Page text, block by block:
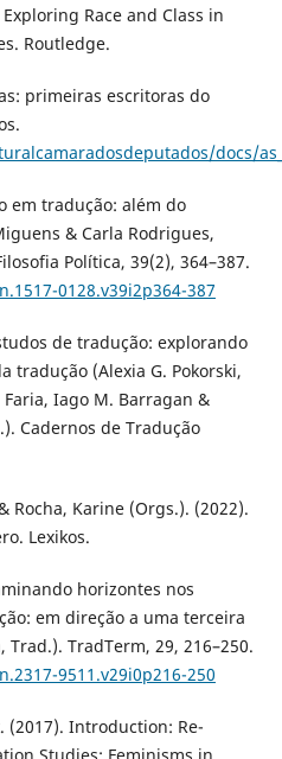
Race and Class in
Routledge.
primeiras escritoras do
docs/
em tradução: além do
& Carla Rodrigues,
Política, 39(2), 364–387.
0128.v39i2p364-387
de tradução: explorando
tradução (Alexia G. Pokorski,
Faria, Iago M. Barragan &
Cadernos de Tradução
Rocha, Karine (Orgs.). (2022).
Lexikos.
horizontes nos
em direção a uma terceira
Trad.). TradTerm, 29, 216–250.
9511.v29i0p216-250
(2017). Introduction: Re-